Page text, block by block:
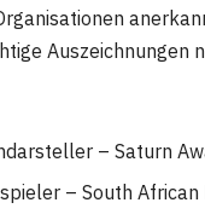
Auszeichnungen
– Saturn
– South African